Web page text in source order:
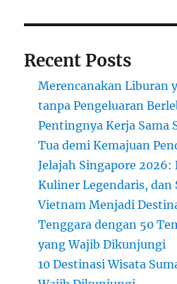
Recent Posts
Merencanakan Liburan
tanpa Pengeluaran
Pentingnya Kerja Sama
Tua demi Kemajuan
Jelajah Singapore
Kuliner Legendaris, dan
Vietnam Menjadi
Tenggara dengan 50
yang Wajib Dikunjungi
10 Destinasi Wisata